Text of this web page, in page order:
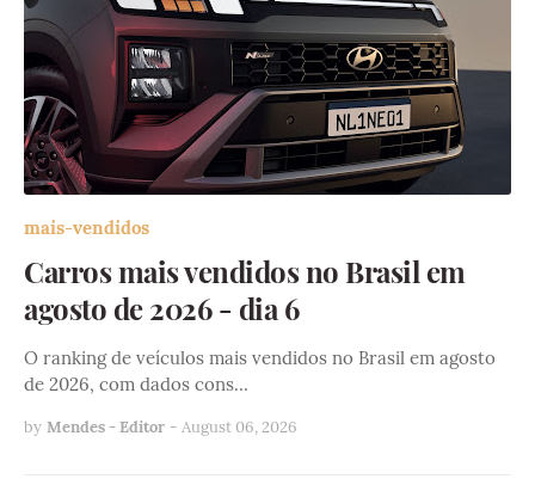
mais-vendidos
Carros mais vendidos no Brasil em
agosto de 2026 - dia 6
O ranking de veículos mais vendidos no Brasil em agosto
de 2026, com dados cons…
by Mendes - Editor - August 06, 2026